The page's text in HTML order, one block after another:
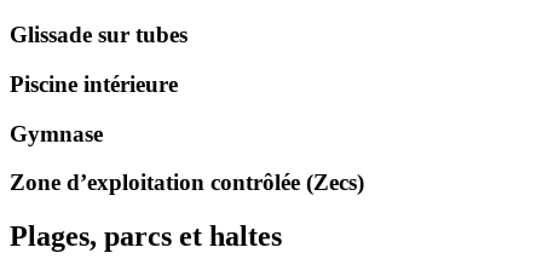
Glissade sur tubes
Piscine intérieure
Gymnase
Zone d’exploitation contrôlée (Zecs)
Plages, parcs et haltes